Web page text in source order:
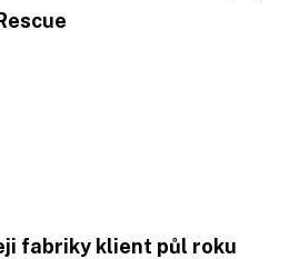
fabriky klient půl roku